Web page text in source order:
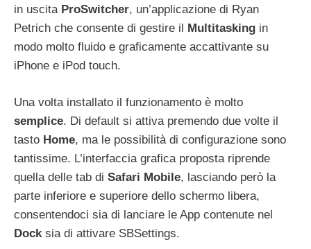
in uscita ProSwitcher, un’applicazione di Ryan
Petrich che consente di gestire il
Multitasking in
modo molto fluido e graficamente accattivante su
iPhone e iPod touch.
Una volta installato il funzionamento è molto
semplice. Di default si attiva premendo due volte il
tasto Home, ma le possibilità di configurazione sono
tantissime. L’interfaccia grafica proposta riprende
quella delle tab di Safari Mobile, lasciando però la
parte inferiore e superiore dello schermo libera,
consentendoci sia di lanciare le App contenute nel
Docksia di attivare SBSettings.